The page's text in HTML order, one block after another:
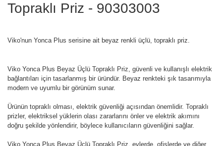
Topraklı Priz - 90303003
Viko'nun Yonca Plus serisine ait beyaz renkli üçlü, topraklı priz.
Viko Yonca Plus Beyaz Üçlü Topraklı Priz, güvenli ve kullanışlı elektrik
bağlantıları için tasarlanmış bir üründür. Beyaz renkteki şık tasarımıyla
modern ve uyumlu bir görünüm sunar.
Ürünün topraklı olması, elektrik güvenliği açısından önemlidir. Topraklı
prizler, elektriksel yüklerin olası zararlarını önler ve elektrik akımını
doğru şekilde yönlendirir, böylece kullanıcıların güvenliğini sağlar.
Viko Yonca Plus Beyaz Üçlü Topraklı Priz, evlerde, ofislerde ve diğer